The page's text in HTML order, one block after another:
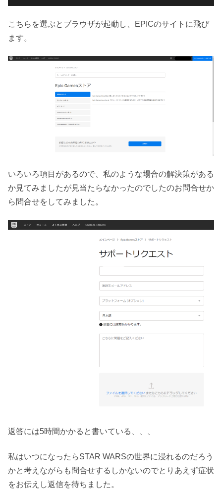
こちらを選ぶとブラウザが起動し、EPICのサイトに飛び
ます。
いろいろ項目があるので、私のような場合の解決策がある
か見てみましたが見当たらなかったのでしたのお問合せか
ら問合せをしてみました。
返答には5時間かかると書いている、、、
私はいつになったらSTAR WARSの世界に浸れるのだろう
かと考えながらも問合せするしかないのでとりあえず症状
をお伝えし返信を待ちました。